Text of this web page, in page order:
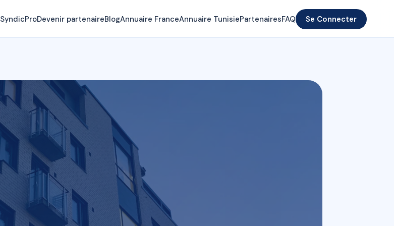
SyndicProDevenir partenaireBlogAnnuaire FranceAnnuaire TunisiePartenairesFAQ Se Connecter